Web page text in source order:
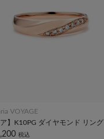
VOYAGE
ア】K10PG ダイヤモンド リング
税込